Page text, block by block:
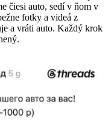
čiesi auto, sedí v ňom v
fotky a videá z
a vráti auto. Každý krok